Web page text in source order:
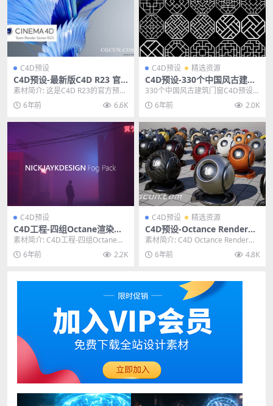
C4D预设
C4D预设-最新版C4D R23 官
方预设库 C4D R23 预设包
素材简介: 这是C4D R23的官方预设
库 文件大小：11G 因为有些人不需
要官...6年前 6.6K
C4D预设 精选资源
C4D预设-330个中国风古建筑
门窗C4D预设模型
330个中国风古建筑门窗C4D预设
模型，这是330个中国风窗户模型
预设中国风格窗...
6年前 2.0K
C4D预设
C4D工程-四组Octane渲染器
雾天场景工程文件预设 Fog P
reset Pack
素材简介: C4D工程-四组Octane渲
染器雾天场景工程文件预设 Fog P
r... 6年前 2.2K
C4D预设 精选资源
C4D预设-Octance Render材
质球纹理贴图OC渲染器预设包
工程文件合集
素材简介: C4D Octance Render材
质包含多个OC材质预设约上千个...
6年前 4.8K